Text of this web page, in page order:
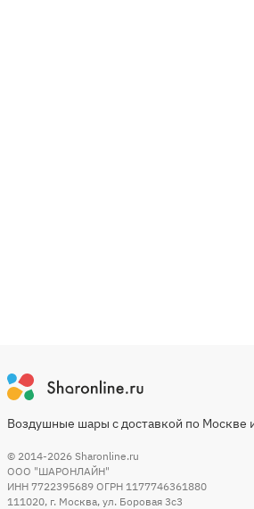
Воздушные шары с доставкой по Москве
© 2014-2026 Sharonline.ru
ООО "ШАРОНЛАЙН"
ИНН 7722395689 ОГРН 1177746361880
111020, г. Москва, ул. Боровая 3c3